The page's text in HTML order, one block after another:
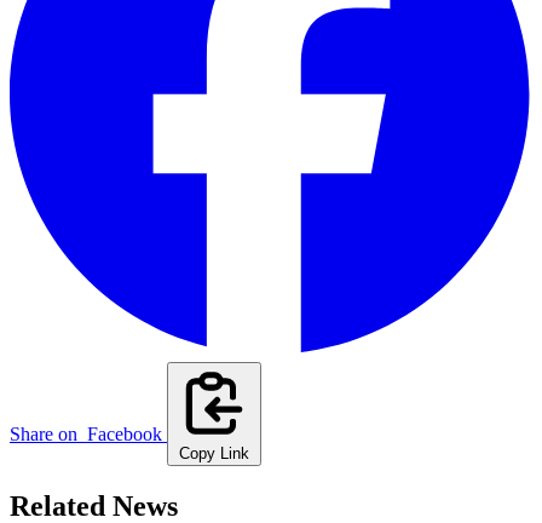
Share on Facebook
Copy Link
Related News